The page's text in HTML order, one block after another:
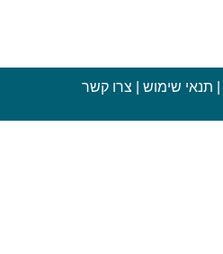
תנאי שימוש צרו קשר